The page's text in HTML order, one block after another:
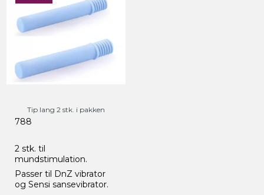
Tip lang 2 stk. i pakken
788
2 stk. til
mundstimulation.
Passer til DnZ vibrator
og Sensi sansevibrator.